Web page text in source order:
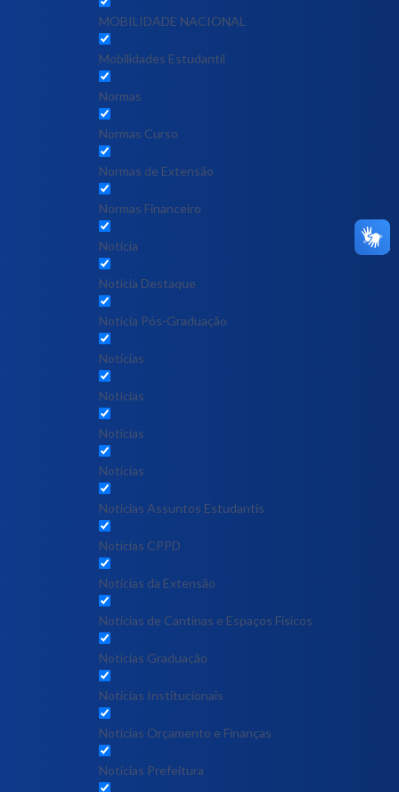
MOBILIDADE NACIONAL
Mobilidades Estudantil
Normas
Normas Curso
Normas de Extensão
Normas Financeiro
Notícia
Notícia Destaque
Noticia Pós-Graduação
Notícias
Notícias
Notícias
Notícias
Notícias Assuntos Estudantis
Notícias CPPD
Notícias da Extensão
Notícias de Cantinas e Espaços Físicos
Notícias Graduação
Notícias Institucionais
Notícias Orçamento e Finanças
Notícias Prefeitura